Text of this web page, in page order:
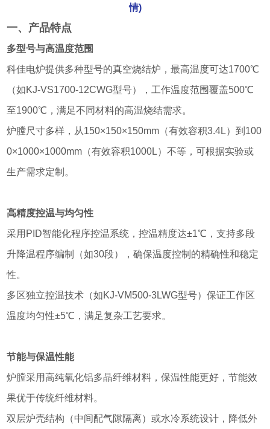
情)
一、产品特点
多型号与高温度范围
科佳电炉提供多种型号的真空烧结炉，最高温度可达1700℃
（如KJ-VS1700-12CWG型号），工作温度范围覆盖500℃
至1900℃，满足不同材料的高温烧结需求。
炉膛尺寸多样，从150×150×150mm（有效容积3.4L）到100
0×1000×1000mm（有效容积1000L）不等，可根据实验或
生产需求定制。
高精度控温与均匀性
采用PID智能化程序控温系统，控温精度达±1℃，支持多段
升降温程序编制（如30段），确保温度控制的精确性和稳定
性。
多区独立控温技术（如KJ-VM500-3LWG型号）保证工作区
温度均匀性±5℃，满足复杂工艺要求。
节能与保温性能
炉膛采用高纯氧化铝多晶纤维材料，保温性能更好，节能效
果优于传统纤维材料。
双层炉壳结构（中间配气隙隔离）或水冷系统设计，降低外